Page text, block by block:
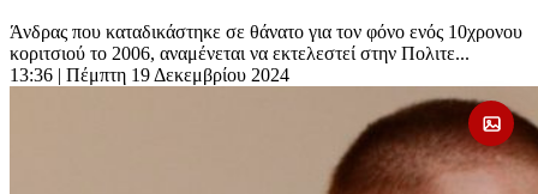
Άνδρας που καταδικάστηκε σε θάνατο για τον φόνο ενός 10χρονου
κοριτσιού το 2006, αναμένεται να εκτελεστεί στην Πολιτε...
13:36 | Πέμπτη 19 Δεκεμβρίου 2024